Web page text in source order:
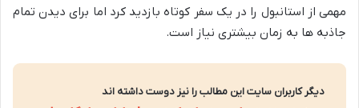
مهمی از استانبول را در یک سفر کوتاه بازدید کرد اما برای دیدن تمام
جاذبه ها به زمان بیشتری نیاز است.
دیگر کاربران سایت این مطالب را نیز دوست داشته اند